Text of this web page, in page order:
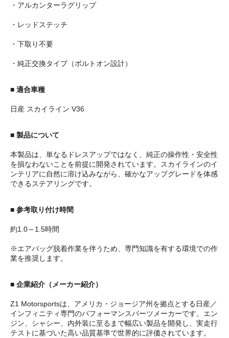
・アルカンターラグリップ
・レッドステッチ
・下取り不要
・純正交換タイプ（ボルトオン設計）
■ 適合車種
日産 スカイライン V36
■ 製品について
本製品は、単なるドレスアップではなく、純正の操作性・安全性
を損なわないことを前提に開発されています。スカイラインのイ
ンテリアに自然に溶け込みながら、確かなアップグレードを体感
できるステアリングです。
■ 参考取り付け時間
約1.0～1.5時間
※エアバッグ脱着作業を伴うため、専門知識を有する環境での作
業を推奨します。
■ 企業紹介（メーカー紹介）
Z1 Motorsportsは、アメリカ・ジョージア州を拠点とする日産／
インフィニティ専門のパフォーマンスパーツメーカーです。エン
ジン、シャシー、内外装に至るまで幅広い製品を開発し、実走行
テストに基づいた高い品質基準で世界的に評価されています。